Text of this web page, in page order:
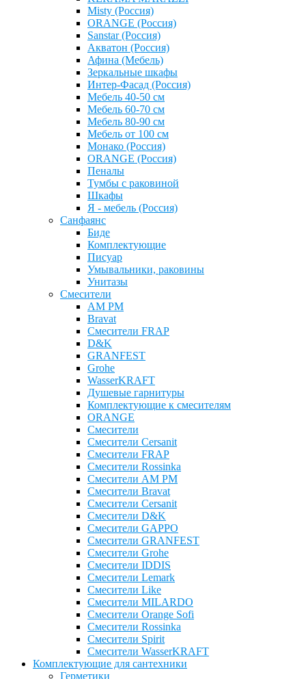
Misty (Россия)
ОRANGE (Россия)
Sanstar (Россия)
Акватон (Россия)
Афина (Мебель)
Зеркальные шкафы
Интер-Фасад (Россия)
Мебель 40-50 см
Мебель 60-70 см
Мебель 80-90 см
Мебель от 100 см
Монако (Россия)
ОRANGE (Россия)
Пеналы
Тумбы с раковиной
Шкафы
Я - мебель (Россия)
Санфаянс
Биде
Комплектующие
Писуар
Умывальники, раковины
Унитазы
Смесители
AM PM
Bravat
Cмесители FRAP
D&K
GRANFEST
Grohe
WasserKRAFT
Душевые гарнитуры
Комплектующие к смесителям
ОRANGE
Смесители
Смесители Cersanit
Смесители FRAP
Смесители Rossinka
Смесители AM PM
Смесители Bravat
Смесители Cersanit
Смесители D&K
Смесители GAPPO
Смесители GRANFEST
Смесители Grohe
Смесители IDDIS
Смесители Lemark
Смесители Like
Смесители MILARDO
Смесители Orange Sofi
Смесители Rossinka
Смесители Spirit
Смесители WasserKRAFT
Комплектующие для сантехники
Герметики